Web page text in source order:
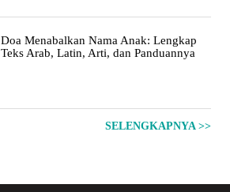
Doa Menabalkan Nama Anak: Lengkap
Teks Arab, Latin, Arti, dan Panduannya
SELENGKAPNYA >>